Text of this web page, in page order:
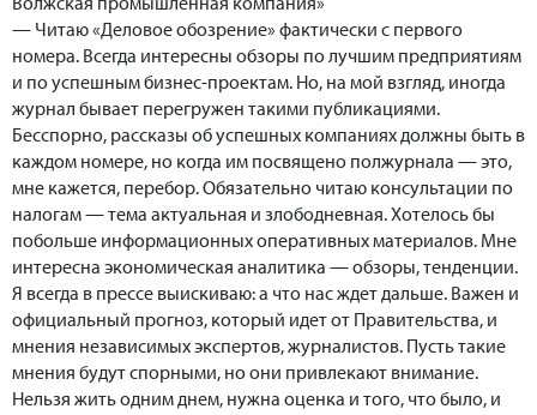
— Читаю «Деловое обозрение» фактически с первого
номера. Всегда интересны обзоры по лучшим предприятиям
и по успешным бизнес-проектам. Но, на мой взгляд, иногда
журнал бывает перегружен такими публикациями.
Бесспорно, рассказы об успешных компаниях должны быть в
каждом номере, но когда им посвящено полжурнала — это,
мне кажется, перебор. Обязательно читаю консультации по
налогам — тема актуальная и злободневная. Хотелось бы
побольше информационных оперативных материалов. Мне
интересна экономическая аналитика — обзоры, тенденции.
Я всегда в прессе выискиваю: а что нас ждет дальше. Важен и
официальный прогноз, который идет от Правительства, и
мнения независимых экспертов, журналистов. Пусть такие
мнения будут спорными, но они привлекают внимание.
Нельзя жить одним днем, нужна оценка и того, что было, и